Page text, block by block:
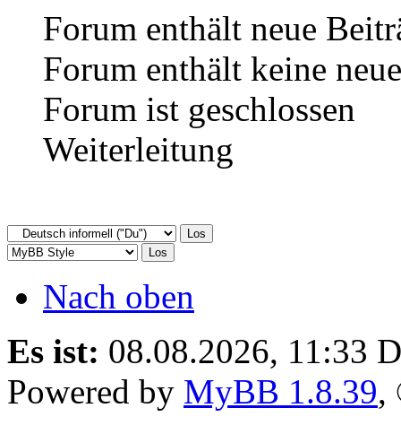
Forum enthält neue
Forum enthält keine
Forum ist geschlossen
Weiterleitung
Nach oben
Es ist: 08.08.2026, 11:33
Powered by MyBB 1.8.39,